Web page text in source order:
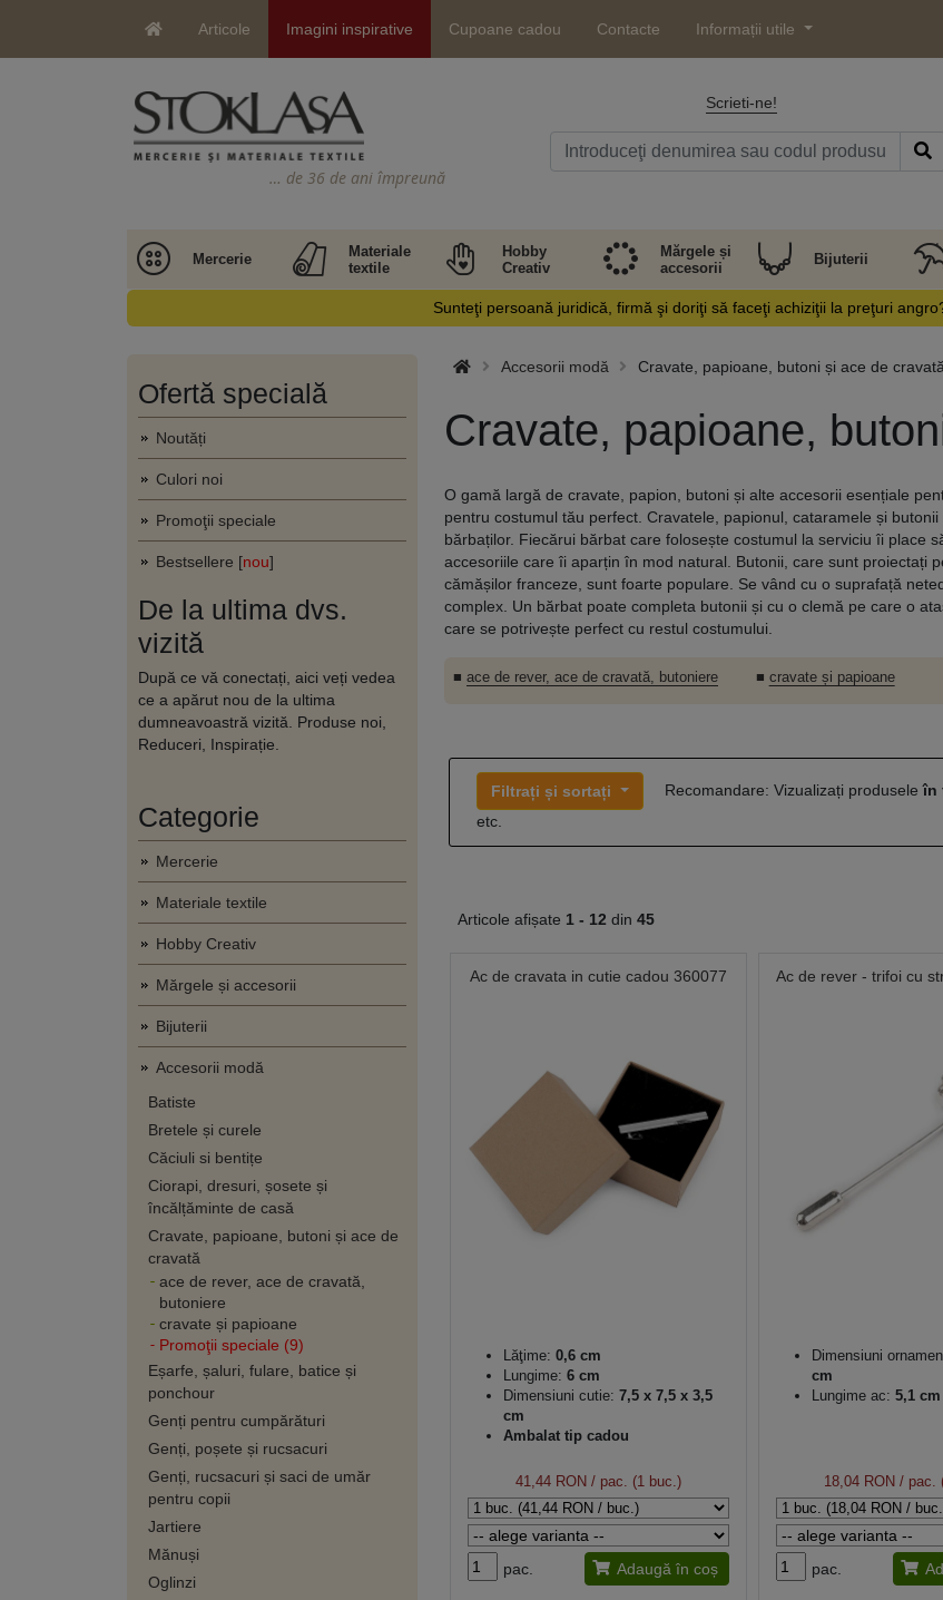
Articole Imagini inspirative Cupoane cadou Contacte Informații utile
… de 36 de ani împreună
Scrieti-ne!
Mercerie
Materiale
textile
Hobby
Creativ
Mărgele și
accesorii
Bijuterii
Sunteţi persoană juridică, firmă şi doriţi să faceţi achiziţii la preţuri
Ofertă specială
Noutăți
Culori noi
Promoţii speciale
Bestsellere [nou]
De la ultima dvs.
vizită
După ce vă conectați, aici veți vedea
ce a apărut nou de la ultima
dumneavoastră vizită. Produse noi,
Reduceri, Inspirație.
Categorie
Mercerie
Materiale textile
Hobby Creativ
Mărgele și accesorii
Bijuterii
Accesorii modă
Batiste
Bretele și curele
Căciuli si bentițe
Ciorapi, dresuri, șosete și
încălțăminte de casă
Cravate, papioane, butoni și ace de
cravată
ace de rever, ace de cravată,
butoniere
cravate și papioane
Promoţii speciale (9)
Eșarfe, șaluri, fulare, batice și
ponchour
Genți pentru cumpărături
Genți, poșete și rucsacuri
Genți, rucsacuri și saci de umăr
pentru copii
Jartiere
Mănuși
Oglinzi
Accesorii modă Cravate, papioane, butoni și ace de cravată
Cravate, papioane,
O gamă largă de cravate, papion, butoni și alte accesorii esențiale
pentru costumul tău perfect. Cravatele, papionul, cataramele și
bărbaților. Fiecărui bărbat care folosește costumul la serviciu îi place
accesoriile care îi aparțin în mod natural. Butonii, care sunt proiectați
cămășilor franceze, sunt foarte populare. Se vând cu o suprafață
complex. Un bărbat poate completa butonii și cu o clemă pe care o
care se potrivește perfect cu restul costumului.
■ ace de rever, ace de cravată, butoniere ■ cravate și papioane
Filtrați și sortați Recomandare: Vizualizați produseleîn
etc.
Articole afișate 1 - 12 din 45
Ac de cravata in cutie cadou 360077
Lăţime: 0,6 cm
Lungime: 6 cm
Dimensiuni cutie: 7,5 x 7,5 x 3,5
cm
Ambalat tip cadou
41,44 RON / pac. (1 buc.)
pac. Adaugă în coș
Ac de rever - trifoi cu
Dimensiuni
cm
Lungime ac: 5,1 cm
18,04 RON / pac.
pac.